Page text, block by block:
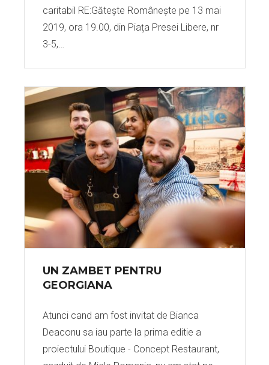
caritabil RE:Gătește Românește pe 13 mai
2019, ora 19.00, din Piața Presei Libere, nr
3-5,…
UN ZAMBET PENTRU
GEORGIANA
Atunci cand am fost invitat de Bianca
Deaconu sa iau parte la prima editie a
proiectului Boutique - Concept Restaurant,